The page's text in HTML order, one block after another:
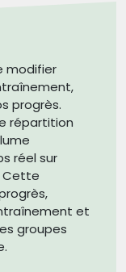
modifier
progrès.
répartition
réel sur
Cette
et
groupes